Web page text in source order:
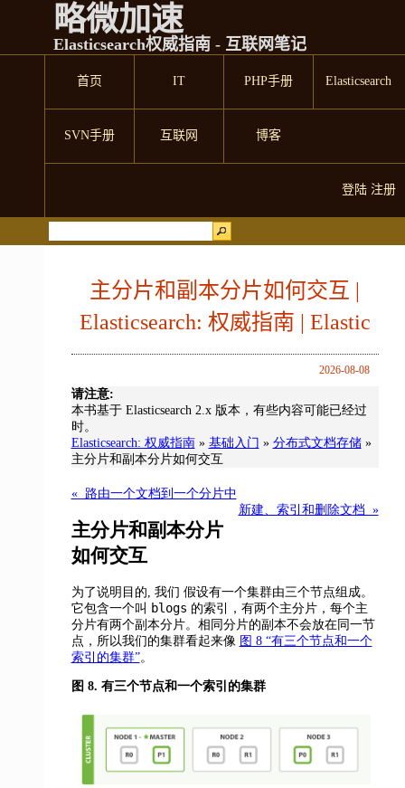
略微加速
Elasticsearch权威指南 - 互联网笔记
首页 IT PHP手册 Elasticsearch
SVN手册 互联网 博客
登陆 注册
主分片和副本分片如何交互 |
Elasticsearch: 权威指南 | Elastic
2026-08-08
请注意:
本书基于 Elasticsearch 2.x 版本，有些内容可能已经过
时。
Elasticsearch: 权威指南» 基础入门 » 分布式文档存储»
主分片和副本分片如何交互
« 路由一个文档到一个分片中
新建、索引和删除文档 »
主分片和副本分片
如何交互
为了说明目的, 我们 假设有一个集群由三个节点组成。
它包含一个叫 blogs 的索引，有两个主分片，每个主
分片有两个副本分片。相同分片的副本不会放在同一节
点，所以我们的集群看起来像 图 8 “有三个节点和一个
索引的集群”。
图 8. 有三个节点和一个索引的集群